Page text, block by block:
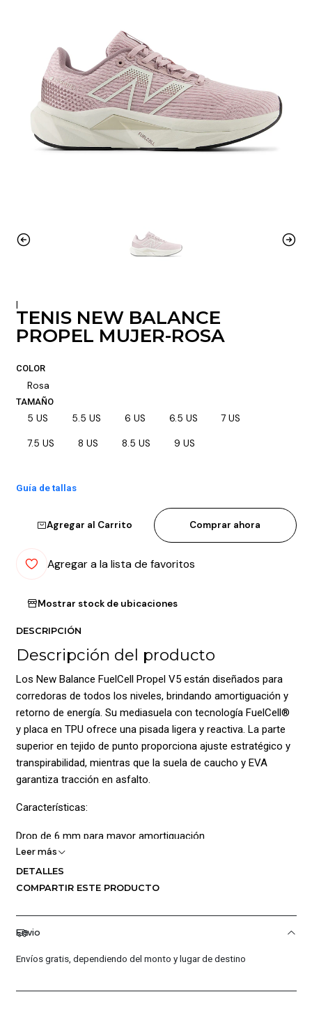
|
TENIS NEW BALANCE
PROPEL MUJER-ROSA
COLOR
Rosa
TAMAÑO
5 US 5.5 US 6 US 6.5 US 7 US
7.5 US 8 US 8.5 US 9 US
Guía de tallas
Agregar al Carrito Comprar ahora
Agregar a la lista de favoritos
Mostrar stock de ubicaciones
DESCRIPCIÓN
Descripción del producto
Los New Balance FuelCell Propel V5 están diseñados para
corredoras de todos los niveles, brindando amortiguación y
retorno de energía. Su mediasuela con tecnología FuelCell®
y placa en TPU ofrece una pisada ligera y reactiva. La parte
superior en tejido de punto proporciona ajuste estratégico y
transpirabilidad, mientras que la suela de caucho y EVA
garantiza tracción en asfalto.
Características:
Drop de 6 mm para mayor amortiguación
Diseño versátil para entrenamientos y competencias
Leer más
DETALLES
COMPARTIR ESTE PRODUCTO
Envio
Envíos gratis, dependiendo del monto y lugar de destino